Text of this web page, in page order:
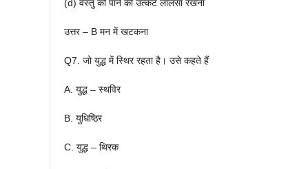
(d) वस्तु को पाने की उत्कट लालसा रखना
उत्तर – B मन में खटकना
Q7. जो युद्ध में स्थिर रहता है। उसे कहते हैं
A. युद्ध – स्थविर
B. युधिष्ठिर
C. युद्ध – थिरक